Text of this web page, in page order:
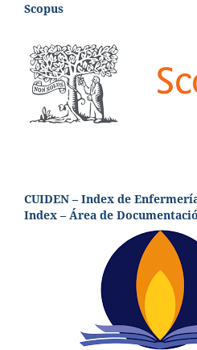
Scopus
CUIDEN – Index de
Index – Área de